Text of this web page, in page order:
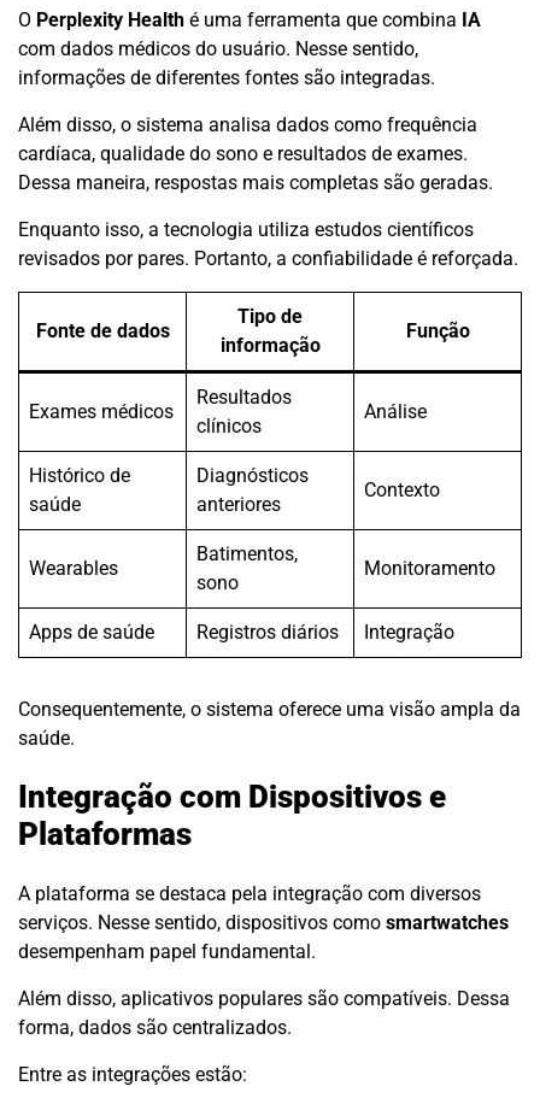
O Perplexity Health é uma ferramenta que combina IA
com dados médicos do usuário. Nesse sentido,
informações de diferentes fontes são integradas.
Além disso, o sistema analisa dados como frequência
cardíaca, qualidade do sono e resultados de exames.
Dessa maneira, respostas mais completas são geradas.
Enquanto isso, a tecnologia utiliza estudos científicos
revisados por pares. Portanto, a confiabilidade é reforçada.
Fonte de dados
Tipo de
informação
Função
Exames médicos
Resultados
clínicos
Análise
Histórico de
saúde
Diagnósticos
anteriores
Contexto
Wearables
Batimentos,
sono
Monitoramento
Apps de saúde Registros diários Integração
Consequentemente, o sistema oferece uma visão ampla da
saúde.
Integração com Dispositivos e
Plataformas
A plataforma se destaca pela integração com diversos
serviços. Nesse sentido, dispositivos como smartwatches
desempenham papel fundamental.
Além disso, aplicativos populares são compatíveis. Dessa
forma, dados são centralizados.
Entre as integrações estão: